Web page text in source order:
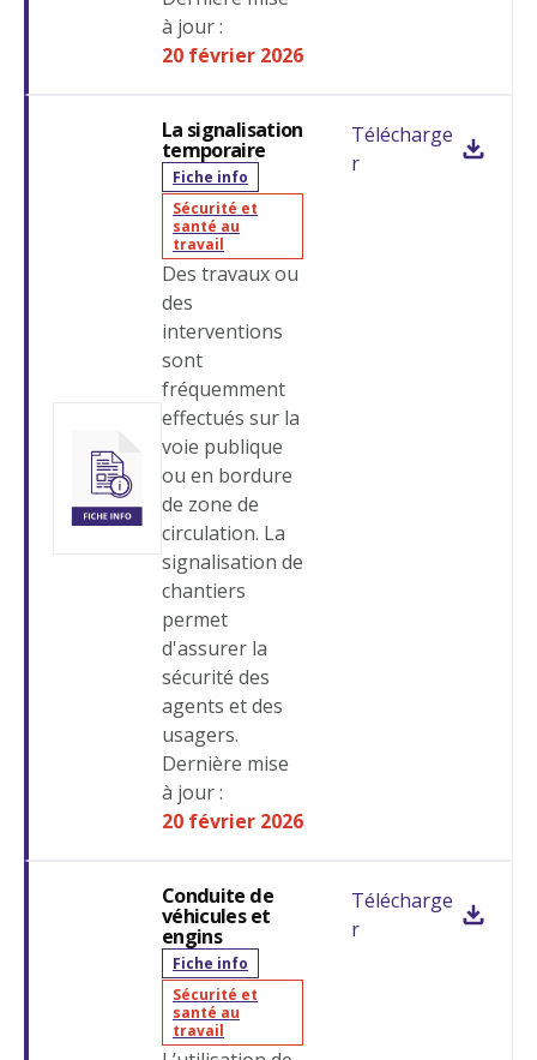
Rechercher
à jour :
20 février 2026
La signalisation
temporaire
Fiche info
Sécurité et
santé au
travail
Des travaux ou
des
interventions
sont
fréquemment
effectués sur la
voie publique
ou en bordure
de zone de
circulation. La
signalisation de
chantiers
permet
d'assurer la
sécurité des
agents et des
usagers.
Dernière mise
à jour :
20 février 2026
Télécharge
r
Conduite de
véhicules et
engins
Fiche info
Sécurité et
santé au
travail
Télécharge
r
Se connecter
Mot de passe
Se connecter